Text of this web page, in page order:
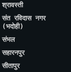
श्रावस्ती
संत रविदास नगर
(भदोही)
संभल
सहारनपुर
सीतापुर